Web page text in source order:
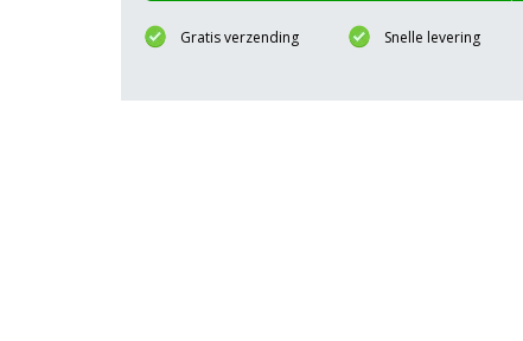
Gratis verzending Snelle levering